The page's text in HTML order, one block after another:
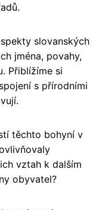
slovanských
jména, povahy,
Přiblížíme si
s přírodními
těchto bohyní v
vztah k dalším
obyvatel?